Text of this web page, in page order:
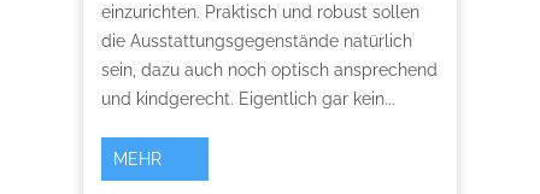
einzurichten. Praktisch und robust sollen
die Ausstattungsgegenstände natürlich
sein, dazu auch noch optisch ansprechend
und kindgerecht. Eigentlich gar kein...
MEHR